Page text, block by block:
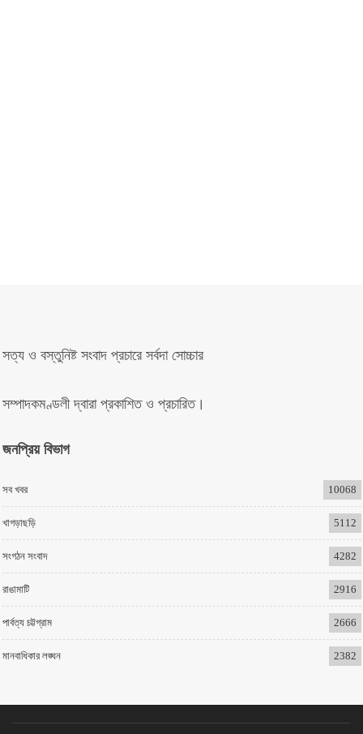
সত্য ও বস্তুনিষ্ট সংবাদ প্রচারে সর্বদা সোচ্চার
সম্পাদকমণ্ডলী দ্বারা প্রকাশিত ও প্রচারিত।
জনপ্রিয় বিভাগ
সব খবর 10068
খাগড়াছড়ি 5112
সংগঠন সংবাদ 4282
রাঙামাটি 2916
পার্বত্য চট্টগ্রাম 2666
মানবাধিকার লঙ্ঘন 2382